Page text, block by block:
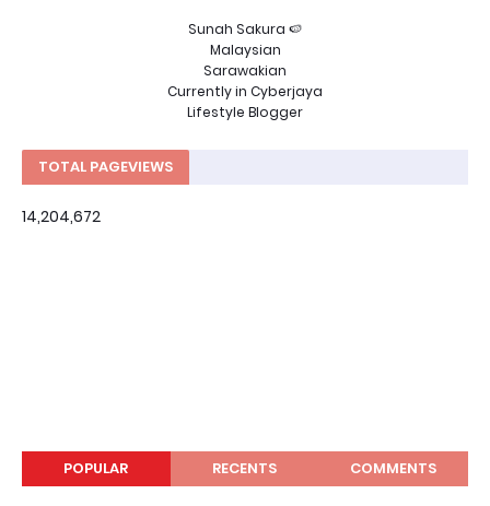
Sunah Sakura 🍉
Malaysian
Sarawakian
Currently in Cyberjaya
Lifestyle Blogger
TOTAL PAGEVIEWS
14,204,672
POPULAR RECENTS COMMENTS